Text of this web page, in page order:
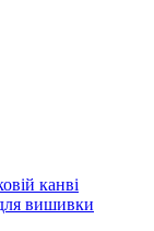
канві
вишивки